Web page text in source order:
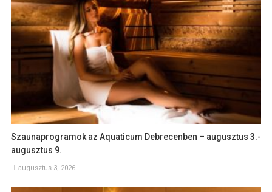
Szaunaprogramok az Aquaticum Debrecenben – augusztus 3.-
augusztus 9.
augusztus 3, 2026